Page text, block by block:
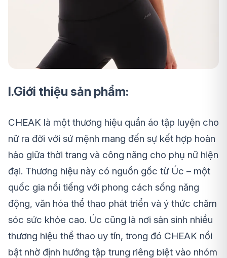
I.Giới thiệu sản phẩm:
CHEAK là một thương hiệu quần áo tập luyện cho
nữ ra đời với sứ mệnh mang đến sự kết hợp hoàn
hảo giữa thời trang và công năng cho phụ nữ hiện
đại. Thương hiệu này có nguồn gốc từ Úc – một
quốc gia nổi tiếng với phong cách sống năng
động, văn hóa thể thao phát triển và ý thức chăm
sóc sức khỏe cao. Úc cũng là nơi sản sinh nhiều
thương hiệu thể thao uy tín, trong đó CHEAK nổi
bật nhờ định hướng tập trung riêng biệt vào nhóm